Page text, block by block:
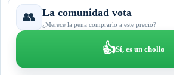
👥 La comunidad vota
¿Merece la pena comprarlo a este precio?
👍Sí, es un chollo